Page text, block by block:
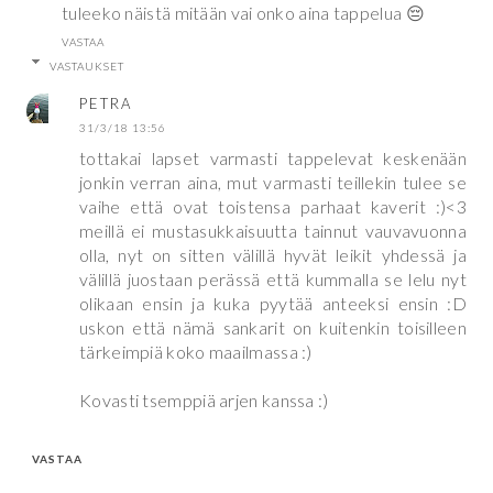
tuleeko näistä mitään vai onko aina tappelua 😔
VASTAA
VASTAUKSET
PETRA
31/3/18 13:56
tottakai lapset varmasti tappelevat keskenään
jonkin verran aina, mut varmasti teillekin tulee se
vaihe että ovat toistensa parhaat kaverit :)<3
meillä ei mustasukkaisuutta tainnut vauvavuonna
olla, nyt on sitten välillä hyvät leikit yhdessä ja
välillä juostaan perässä että kummalla se lelu nyt
olikaan ensin ja kuka pyytää anteeksi ensin :D
uskon että nämä sankarit on kuitenkin toisilleen
tärkeimpiä koko maailmassa :)
Kovasti tsemppiä arjen kanssa :)
VASTAA